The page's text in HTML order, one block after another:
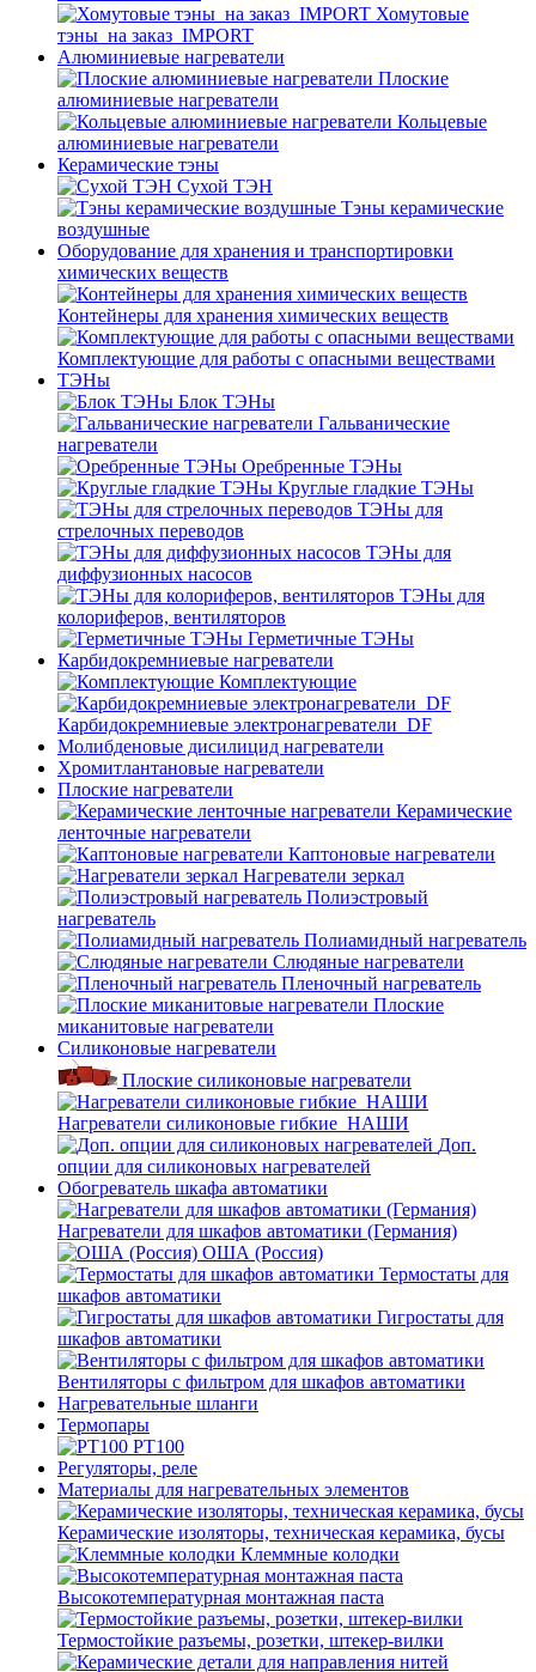
Хомутовые
тэны_на заказ_IMPORT
Алюминиевые нагреватели
Плоские
алюминиевые нагреватели
Кольцевые
алюминиевые нагреватели
Керамические тэны
Сухой ТЭН
Тэны керамические
воздушные
Оборудование для хранения и транспортировки
химических веществ
Контейнеры для хранения химических веществ
Комплектующие для работы с опасными веществами
ТЭНы
Блок ТЭНы
Гальванические
нагреватели
Оребренные ТЭНы
Круглые гладкие ТЭНы
ТЭНы для
стрелочных переводов
ТЭНы для
диффузионных насосов
ТЭНы для
колориферов, вентиляторов
Герметичные ТЭНы
Карбидокремниевые нагреватели
Комплектующие
Карбидокремниевые электронагреватели_DF
Молибденовые дисилицид нагреватели
Хромитлантановые нагреватели
Плоские нагреватели
Керамические
ленточные нагреватели
Каптоновые нагреватели
Нагреватели зеркал
Полиэстровый
нагреватель
Полиамидный нагреватель
Слюдяные нагреватели
Пленочный нагреватель
Плоские
миканитовые нагреватели
Силиконовые нагреватели
Плоские силиконовые нагреватели
Нагреватели силиконовые гибкие_НАШИ
Доп.
опции для силиконовых нагревателей
Обогреватель шкафа автоматики
Нагреватели для шкафов автоматики (Германия)
ОША (Россия)
Термостаты для
шкафов автоматики
Гигростаты для
шкафов автоматики
Вентиляторы с фильтром для шкафов автоматики
Нагревательные шланги
Термопары
PT100
Регуляторы, реле
Материалы для нагревательных элементов
Керамические изоляторы, техническая керамика, бусы
Клеммные колодки
Высокотемпературная монтажная паста
Термостойкие разъемы, розетки, штекер-вилки